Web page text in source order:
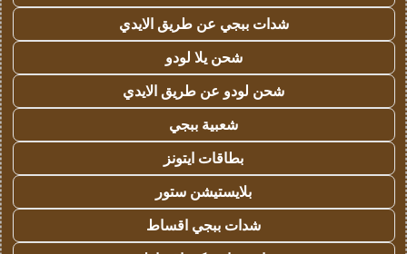
شدات ببجي عن طريق الايدي
شحن يلا لودو
شحن لودو عن طريق الايدي
شعبية ببجي
بطاقات ايتونز
بلايستيشن ستور
شدات ببجي اقساط